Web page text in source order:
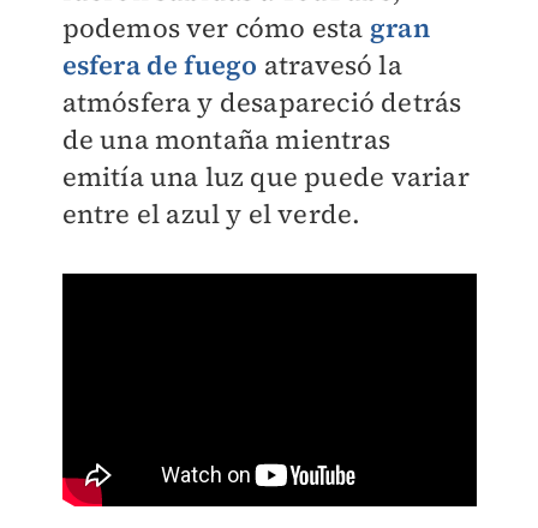
podemos ver cómo esta gran
esfera de fuego atravesó la
atmósfera y desapareció detrás
de una montaña mientras
emitía una luz que puede variar
entre el azul y el verde.